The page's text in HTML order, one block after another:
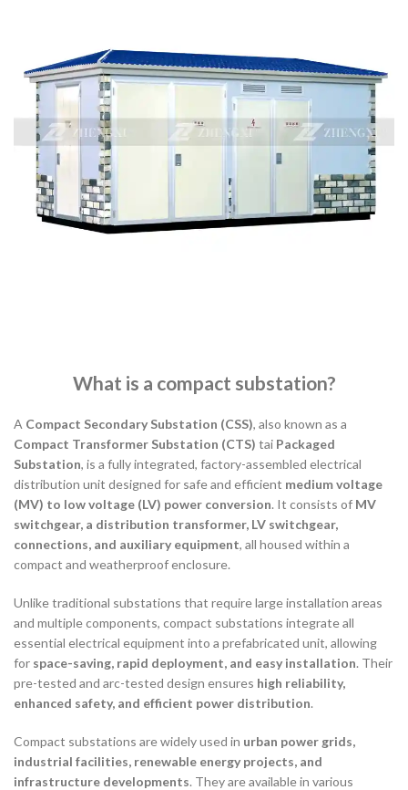
What is a compact substation?
A Compact Secondary Substation (CSS), also known as a
Compact Transformer Substation (CTS) tai Packaged
Substation, is a fully integrated, factory-assembled electrical
distribution unit designed for safe and efficient medium voltage
(MV) to low voltage (LV) power conversion. It consists of MV
switchgear, a distribution transformer, LV switchgear,
connections, and auxiliary equipment, all housed within a
compact and weatherproof enclosure.
Unlike traditional substations that require large installation areas
and multiple components, compact substations integrate all
essential electrical equipment into a prefabricated unit, allowing
for space-saving, rapid deployment, and easy installation. Their
pre-tested and arc-tested design ensures high reliability,
enhanced safety, and efficient power distribution.
Compact substations are widely used in urban power grids,
industrial facilities, renewable energy projects, and
infrastructure developments. They are available in various